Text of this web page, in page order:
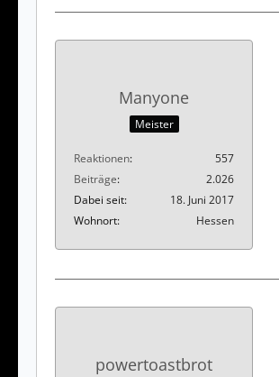
Manyone
Meister
Reaktionen
557
Beiträge
2.026
Dabei seit
18. Juni 2017
Wohnort
Hessen
powertoastbrot